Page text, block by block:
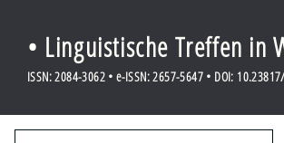
• Linguistische Treffen in
ISSN: 2084-3062 • e-ISSN: 2657-5647 • DOI: